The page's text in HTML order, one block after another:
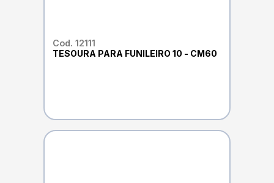
Cod. 12111
TESOURA PARA FUNILEIRO 10 - CM60